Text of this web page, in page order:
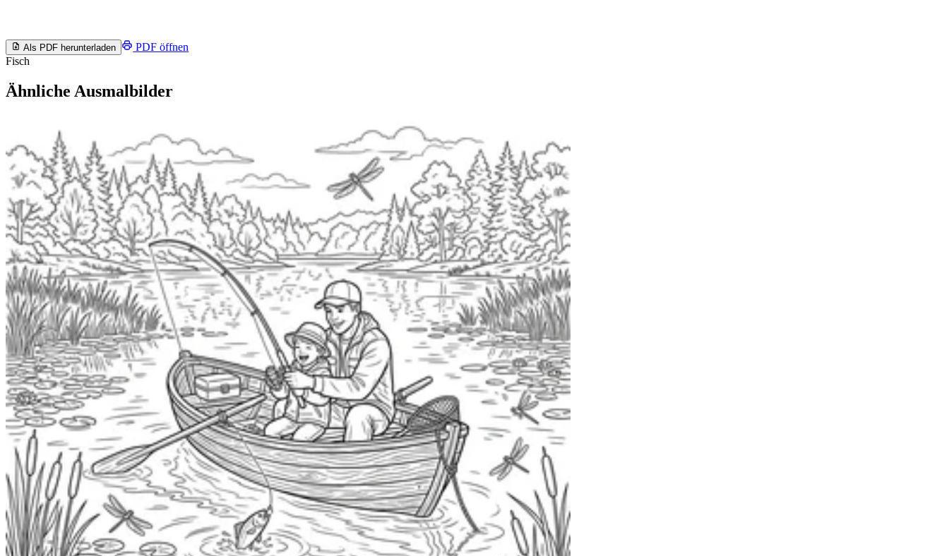
Als PDF herunterladen
PDF öffnen
Fisch
Ähnliche Ausmalbilder